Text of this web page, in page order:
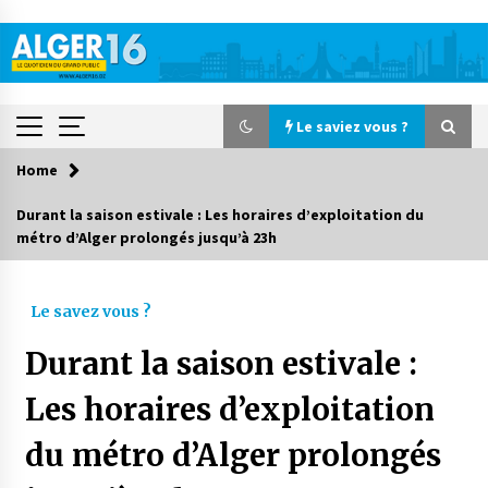
content
Le saviez vous ?
Le saviez vous ?
Le CRA lance une campagne nationale de
Accidents de la circulation : 11 décès et 243
blessés en 24 heures
Début des camps d’été pour un deuxième
groupe d’enfants autistes
Home
Durant la saison estivale : Les horaires d’exploitation du
métro d’Alger prolongés jusqu’à 23h
Le savez vous ?
Durant la saison estivale :
Les horaires d’exploitation
du métro d’Alger prolongés